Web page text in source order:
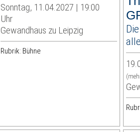
Sonntag, 11.04.2027 | 19:00
Uhr
Gewandhaus zu Leipzig
Rubrik: Bühne